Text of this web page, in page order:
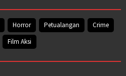
Horror Petualangan
Crime
Film Aksi